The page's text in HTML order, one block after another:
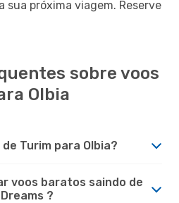
próxima viagem. Reserve
sobre voos
Olbia
Turim para Olbia?
voos baratos saindo de
?